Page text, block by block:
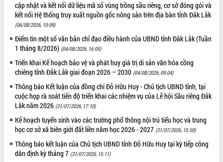
LIÊN KẾT WEB
THỐNG KÊ TRUY CẬP
Hôm nay: 21128
66033868
cập nhật và kết nối dữ liệu mã số vùng trồng sầu riêng, cơ sở đóng gói và
kết nối Hệ thống truy xuất nguồn gốc nông sản trên địa bàn tỉnh Đắk Lắk
(06/08/2026, 10:09)
Điểm tin một số văn bản chỉ đạo điều hành của UBND tỉnh Đắk Lắk (Tuần
1 tháng 8/2026) (04/08/2026, 16:05)
Triển khai Kế hoạch bảo vệ và phát huy giá trị di sản văn hóa cồng
chiêng tỉnh Đắk Lắk giai đoạn 2026 – 2030 (04/08/2026, 09:04)
Thông báo Kết luận của đồng chí Đỗ Hữu Huy - Chủ tịch UBND tỉnh, tại
cuộc họp rà soát tiến độ triển khai các nhiệm vụ của Lễ hội Sầu riêng Đắk
Lắk năm 2026 (31/07/2026, 17:10)
Kế hoạch tuyển sinh vào các trường phổ thông nội trú tiểu học và trung
học cơ sở xã biên giới đất liền năm học 2026 - 2027 (31/07/2026, 15:50)
Thông báo kết luận của Chủ tịch UBND tỉnh Đỗ Hữu Huy tại kỳ tiếp công
dân định kỳ tháng 7 (31/07/2026, 15:11)